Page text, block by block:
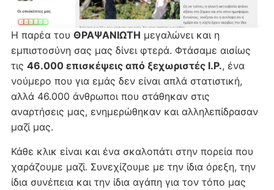
Η παρέα του ΘΡΑΨΑΝΙΩΤΗ μεγαλώνει και η
εμπιστοσύνη σας μας δίνει φτερά. Φτάσαμε αισίως
τις 46.000 επισκέψεις από ξεχωριστές I.P., ένα
νούμερο που για εμάς δεν είναι απλά στατιστική,
αλλά 46.000 άνθρωποι που στάθηκαν στις
αναρτήσεις μας, ενημερώθηκαν και αλληλεπίδρασαν
μαζί μας.
Κάθε κλικ είναι και ένα σκαλοπάτι στην πορεία που
χαράζουμε μαζί. Συνεχίζουμε με την ίδια όρεξη, την
ίδια συνέπεια και την ίδια αγάπη για τον τόπο μας